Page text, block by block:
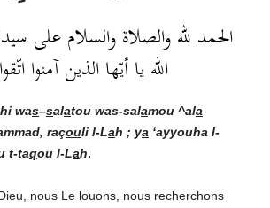
الحمد لله والصلاة والسلام على
الله يا أيّها الذين آمنوا
hi was–salatou was-salamou ^ala
raçouli l-Lah ; ya ‘ayyouha l-
t-taqou l-Lah.
nous Le louons, nous recherchons